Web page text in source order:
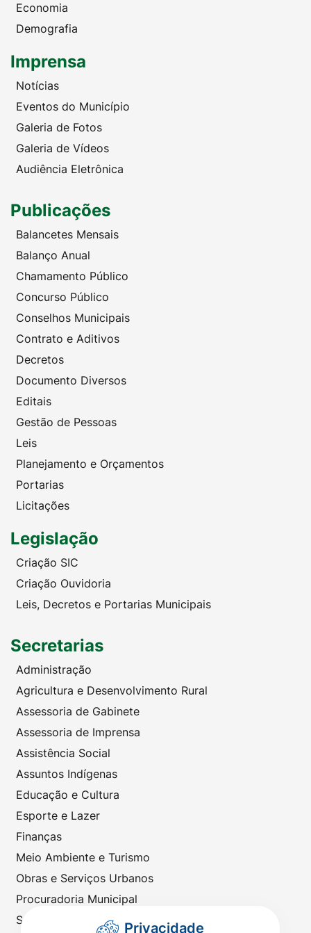
Economia
Demografia
Imprensa
Notícias
Eventos do Município
Galeria de Fotos
Galeria de Vídeos
Audiência Eletrônica
Publicações
Balancetes Mensais
Balanço Anual
Chamamento Público
Concurso Público
Conselhos Municipais
Contrato e Aditivos
Decretos
Documento Diversos
Editais
Gestão de Pessoas
Leis
Planejamento e Orçamentos
Portarias
Licitações
Legislação
Criação SIC
Criação Ouvidoria
Leis, Decretos e Portarias Municipais
Secretarias
Administração
Agricultura e Desenvolvimento Rural
Assessoria de Gabinete
Assessoria de Imprensa
Assistência Social
Assuntos Indígenas
Educação e Cultura
Esporte e Lazer
Finanças
Meio Ambiente e Turismo
Obras e Serviços Urbanos
Procuradoria Municipal
Saúde
Privacidade